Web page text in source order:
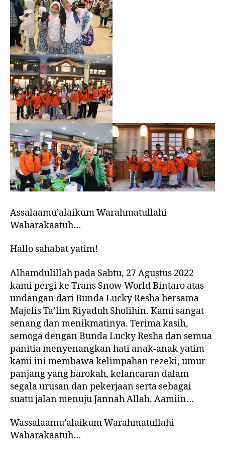
Assalaamu’alaikum Warahmatullahi
Wabarakaatuh…
Hallo sahabat yatim!
Alhamdulillah pada Sabtu, 27 Agustus 2022
kami pergi ke Trans Snow World Bintaro atas
undangan dari Bunda Lucky Resha bersama
Majelis Ta’lim Riyaduh Sholihin. Kami sangat
senang dan menikmatinya. Terima kasih,
semoga dengan Bunda Lucky Resha dan semua
panitia menyenangkan hati anak-anak yatim
kami ini membawa kelimpahan rezeki, umur
panjang yang barokah, kelancaran dalam
segala urusan dan pekerjaan serta sebagai
suatu jalan menuju Jannah Allah. Aamiin…
Wassalaamu’alaikum Warahmatullahi
Wabarakaatuh…